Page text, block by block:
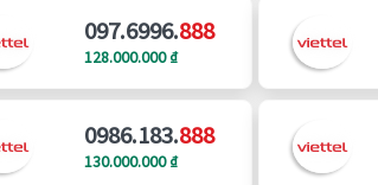
097.6996.888
128.000.000 ₫
0986.183.888
130.000.000 ₫